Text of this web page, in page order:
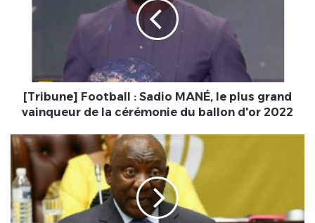
vainqueur
du
ballon
d'or
2022
[Tribune] Football : Sadio MANÉ, le plus grand
vainqueur de la cérémonie du ballon d'or 2022
Afrique
du
Sud
:
Ramaphosa
a